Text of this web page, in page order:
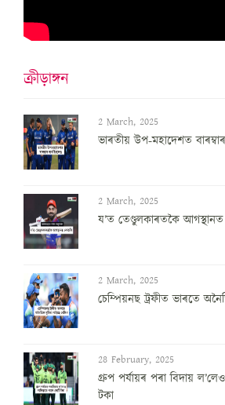
ক্ৰীড়াঙ্গন
2 March, 2025
ভাৰতীয় উপ-মহাদেশত বাৰম্বাৰ
2 March, 2025
য’ত তেণ্ডুলকাৰতকৈ
2 March, 2025
চেম্পিয়নছ ট্ৰফীত ভাৰতে
28 February, 2025
গ্ৰুপ পৰ্যায়ৰ পৰা বিদায়
টকা